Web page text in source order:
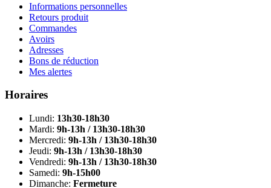
Informations personnelles
Retours produit
Commandes
Avoirs
Adresses
Bons de réduction
Mes alertes
Horaires
Lundi: 13h30-18h30
Mardi: 9h-13h / 13h30-18h30
Mercredi: 9h-13h / 13h30-18h30
Jeudi: 9h-13h / 13h30-18h30
Vendredi: 9h-13h / 13h30-18h30
Samedi: 9h-15h00
Dimanche: Fermeture